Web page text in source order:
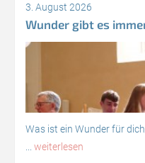
3. August 2026
Wunder gibt es
Was ist ein Wunder für
weiterlesen